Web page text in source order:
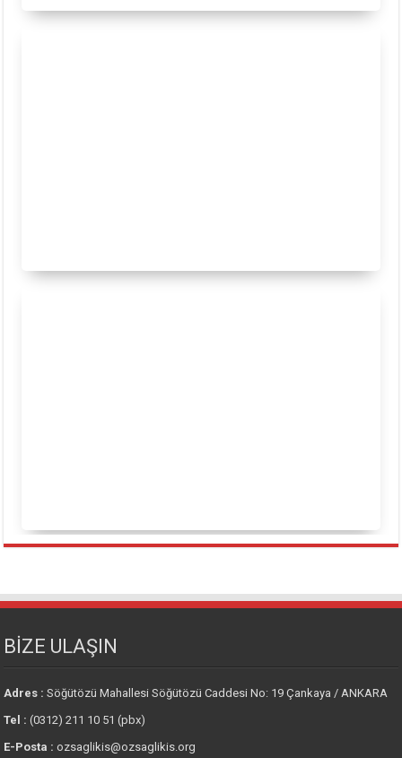
BİZE ULAŞIN
Adres :Söğütözü Mahallesi Söğütözü Caddesi No: 19 Çankaya / ANKARA
Tel : (0312) 211 10 51 (pbx)
E-Posta : ozsaglikis@ozsaglikis.org